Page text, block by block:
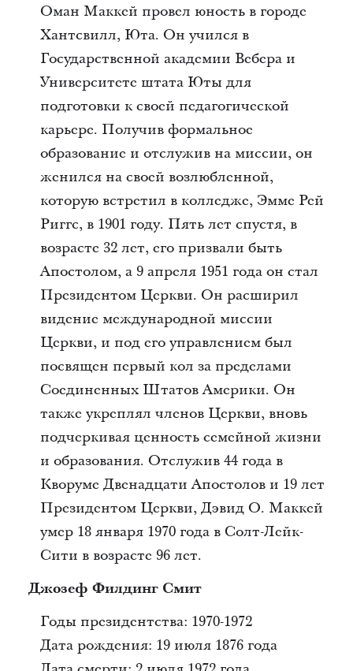
Оман Маккей провел юность в городе
Хантсвилл, Юта. Он учился в
Государственной академии Вебера и
Университете штата Юты для
подготовки к своей педагогической
карьере. Получив формальное
образование и отслужив на миссии, он
женился на своей возлюбленной,
которую встретил в колледже, Эмме Рей
Риггс, в 1901 году. Пять лет спустя, в
возрасте 32 лет, его призвали быть
Апостолом, а 9 апреля 1951 года он стал
Президентом Церкви. Он расширил
видение международной миссии
Церкви, и под его управлением был
посвящен первый кол за пределами
Соединенных Штатов Америки. Он
также укреплял членов Церкви, вновь
подчеркивая ценность семейной жизни
и образования. Отслужив 44 года в
Кворуме Двенадцати Апостолов и 19 лет
Президентом Церкви, Дэвид О. Маккей
умер 18 января 1970 года в Солт-Лейк-
Сити в возрасте 96 лет.
Джозеф Филдинг Смит
Годы президентства: 1970-1972
Дата рождения: 19 июля 1876 года